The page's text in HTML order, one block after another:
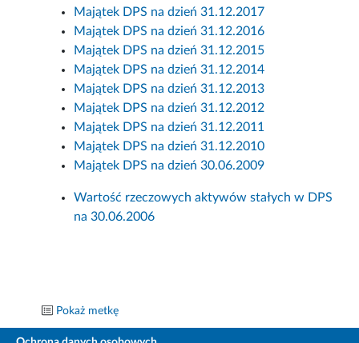
Majątek DPS na dzień 31.12.2017
Majątek DPS na dzień 31.12.2016
Majątek DPS na dzień 31.12.2015
Majątek DPS na dzień 31.12.2014
Majątek DPS na dzień 31.12.2013
Majątek DPS na dzień 31.12.2012
Majątek DPS na dzień 31.12.2011
Majątek DPS na dzień 31.12.2010
Majątek DPS na dzień 30.06.2009
Wartość rzeczowych aktywów stałych w DPS
na 30.06.2006
Pokaż metkę